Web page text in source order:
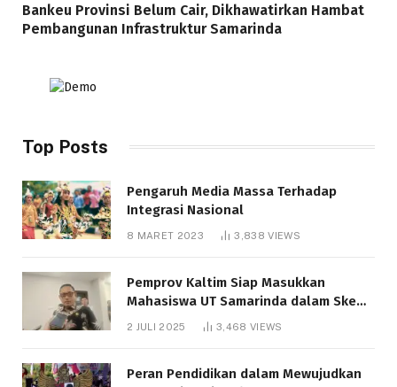
Bankeu Provinsi Belum Cair, Dikhawatirkan Hambat
Pembangunan Infrastruktur Samarinda
Top Posts
Pengaruh Media Massa Terhadap
Integrasi Nasional
8 MARET 2023 3,838VIEWS
Pemprov Kaltim Siap Masukkan
Mahasiswa UT Samarinda dalam Skema
Bantuan Pendidikan Gratispol
2 JULI 2025 3,468 VIEWS
Peran Pendidikan dalam Mewujudkan